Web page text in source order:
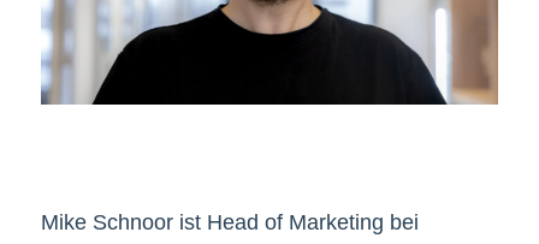
Mike Schnoor ist Head of Marketing bei